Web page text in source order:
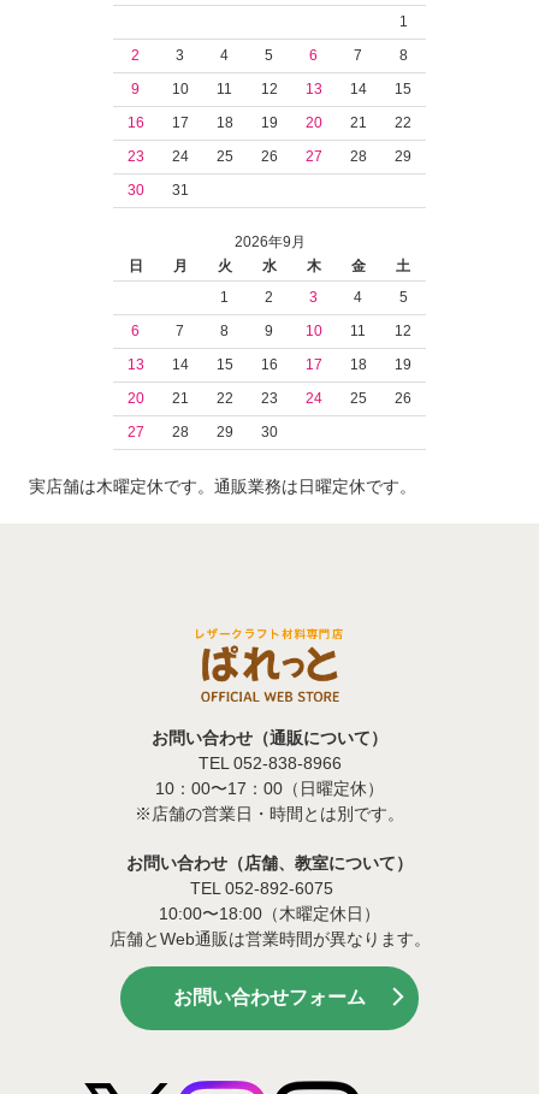
1
2
3 4 5 6 7
8
9
10 11 12 13 14
15
16
17 18 19 20 21
22
23
24 25 26 27 28
29
30
31
2026年9月
日
月 火 水 木 金
土
1
2 3 4
5
6
7 8 9 10 11
12
13
14 15 16 17 18
19
20
21 22 23 24 25
26
27
28 29 30
実店舗は木曜定休です。通販業務は日曜定休です。
お問い合わせ（通販について）
TEL 052-838-8966
10：00〜17：00（日曜定休）
※店舗の営業日・時間とは別です。
お問い合わせ（店舗、教室について）
TEL 052-892-6075
10:00〜18:00（木曜定休日）
店舗とWeb通販は営業時間が異なります。
お問い合わせフォーム